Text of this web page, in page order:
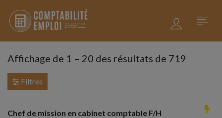
Affichage de 1 – 20 des résultats de 719
Filtres
Chef de mission en cabinet comptable F/H